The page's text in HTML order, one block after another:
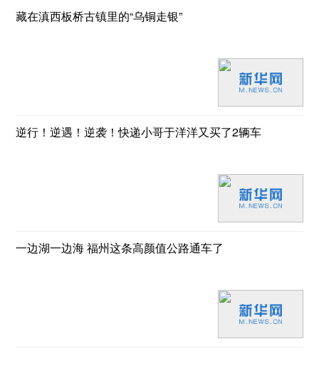
藏在滇西板桥古镇里的“乌铜走银”
逆行！逆遇！逆袭！快递小哥于洋洋又买了2辆车
一边湖一边海 福州这条高颜值公路通车了